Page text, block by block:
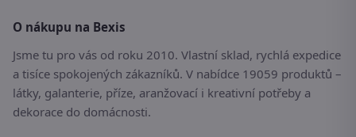
O nákupu na Bexis
Jsme tu pro vás od roku 2010. Vlastní sklad, rychlá expedice
a tisíce spokojených zákazníků. V nabídce 19059 produktů –
látky, galanterie, příze, aranžovací i kreativní potřeby a
dekorace do domácnosti.